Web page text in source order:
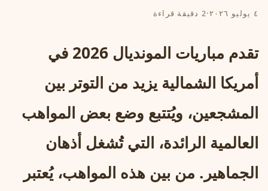
٤ يوليو ٢٠٢٦ ·2 دقيقة قراءة
تقدم مباريات المونديال 2026 في
أمريكا الشمالية يزيد من التوتر بين
المشجعين، ويُتتبع وضع بعض المواهب
العالمية الرائدة، التي تُشغل أذهان
الجماهير. من بين هذه المواهب، يُعتبر